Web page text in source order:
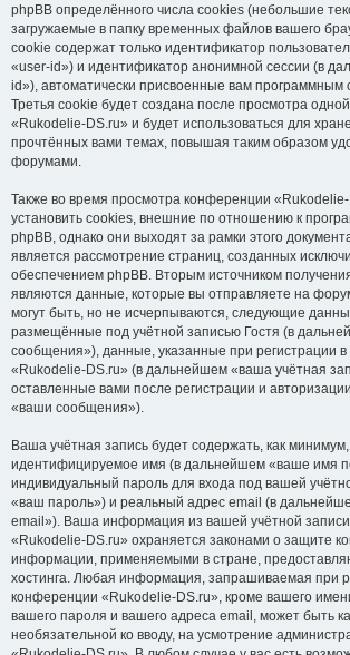
phpBB определённого числа cookies (небольшие
загружаемые в папку временных файлов вашего
cookie содержат только идентификатор
«user-id») и идентификатор анонимной сессии (в
id»), автоматически присвоенные вам программным
Третья cookie будет создана после просмотра
«Rukodelie-DS.ru» и будет использоваться для
прочтённых вами темах, повышая таким образом
форумами.
Также во время просмотра конференции
установить cookies, внешние по отношению к
phpBB, однако они выходят за рамки этого
является рассмотрение страниц, созданных
обеспечением phpBB. Вторым источником
являются данные, которые вы отправляете на
могут быть, но не исчерпываются, следующие
размещённые под учётной записью Гостя (в
сообщения»), данные, указанные при регистрации
«Rukodelie-DS.ru» (в дальнейшем «ваша учётная
оставленные вами после регистрации и
«ваши сообщения»).
Ваша учётная запись будет содержать, как
идентифицируемое имя (в дальнейшем «ваше имя
индивидуальный пароль для входа под вашей
«ваш пароль») и реальный адрес email (в
email»). Ваша информация из вашей учётной
«Rukodelie-DS.ru» охраняется законами о защите
информации, применяемыми в стране,
хостинга. Любая информация, запрашиваемая при
конференции «Rukodelie-DS.ru», кроме вашего
вашего пароля и вашего адреса email, может быть
необязательной ко вводу, на усмотрение